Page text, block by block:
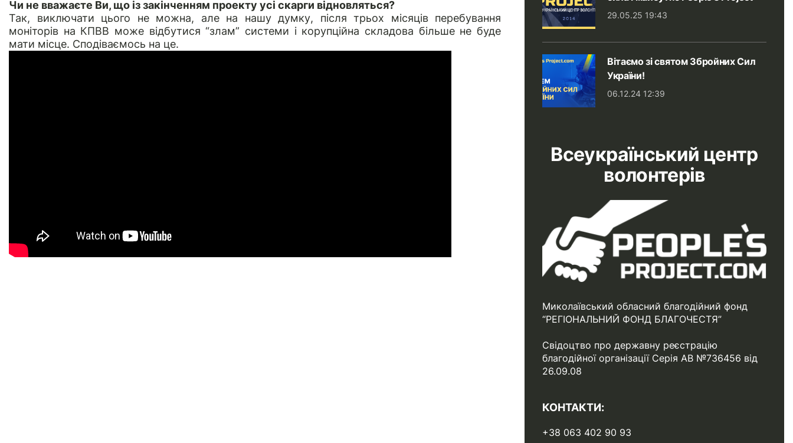
Чи не вважаєте Ви, що із закінченням проекту усі скарги відновляться?
Так, виключати цього не можна, але на нашу думку, після трьох місяців перебування
моніторів на КПВВ може відбутися “злам” системи і корупційна складова більше не буде
мати місце. Сподіваємось на це.
29.05.25 19:43
Вітаємо зі святом Збройних Сил
України!
06.12.24 12:39
Всеукраїнський центр
волонтерів
Миколаївський обласний благодійний фонд
“РЕГІОНАЛЬНИЙ ФОНД БЛАГОЧЕСТЯ”
Свідоцтво про державну реєстрацію
благодійної організації Серія АВ №736456 від
26.09.08
КОНТАКТИ:
+38 063 402 90 93